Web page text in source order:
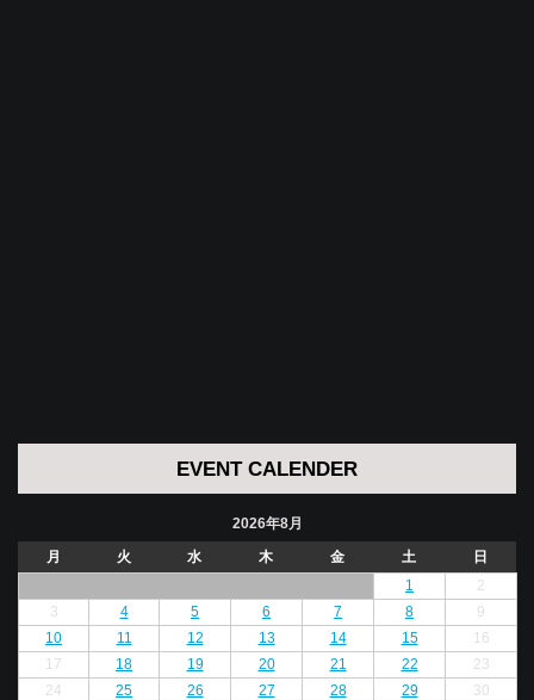
EVENT CALENDER
2026年8月
月
火 水 木 金 土
日
1
2
3
4 5 6 7 8
9
10
11 12 13 14 15
16
17
18 19 20 21 22
23
24
25 26 27 28 29
30